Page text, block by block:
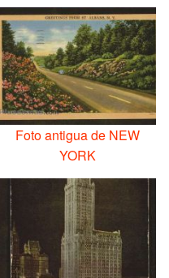
Foto antigua de NEW
YORK